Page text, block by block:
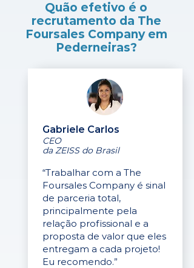
Quão efetivo é o
recrutamento da The
Foursales Company em
Pederneiras?
Gabriele Carlos
CEO
da ZEISS do Brasil
“Trabalhar com a The
Foursales Company é sinal
de parceria total,
principalmente pela
relação profissional e a
proposta de valor que eles
entregam a cada projeto!
Eu recomendo.”